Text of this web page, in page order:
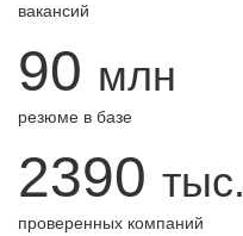
вакансий
90 млн
резюме в базе
2390 тыс.
проверенных компаний